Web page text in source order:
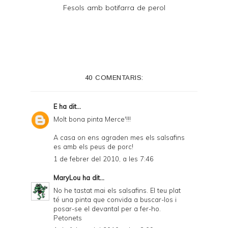
Fesols amb botifarra de perol
40 COMENTARIS:
Eha dit...
Molt bona pinta Merce'!!!
A casa on ens agraden mes els salsafins
es amb els peus de porc!
1 de febrer del 2010, a les 7:46
MaryLou ha dit...
No he tastat mai els salsafins. El teu plat
té una pinta que convida a buscar-los i
posar-se el devantal per a fer-ho.
Petonets